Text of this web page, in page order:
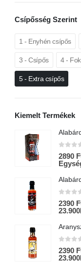
Csípősség Szerint
1 - Enyhén csípős
3 - Csípős 4 -
5 - Extra csípős
Kiemelt Termékek
0az
2890
0az
2390
0az
2390